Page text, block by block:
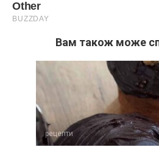
Вам також може
рецепти